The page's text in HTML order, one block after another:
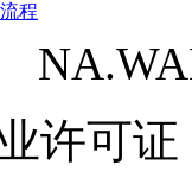
程
许可证